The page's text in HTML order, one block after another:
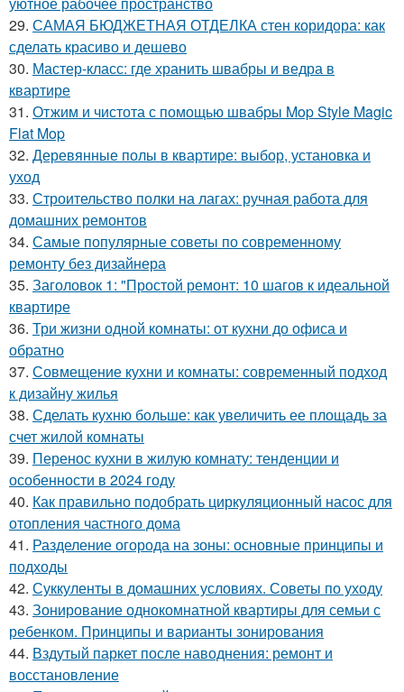
29. САМАЯ БЮДЖЕТНАЯ ОТДЕЛКА стен коридора: как
сделать красиво и дешево
30. Мастер-класс: где хранить швабры и ведра в
квартире
31. Отжим и чистота с помощью швабры Mop Style Magic
Flat Mop
32. Деревянные полы в квартире: выбор, установка и
уход
33. Строительство полки на лагах: ручная работа для
домашних ремонтов
34. Самые популярные советы по современному
ремонту без дизайнера
35. Заголовок 1: "Простой ремонт: 10 шагов к идеальной
квартире
36. Три жизни одной комнаты: от кухни до офиса и
обратно
37. Совмещение кухни и комнаты: современный подход
к дизайну жилья
38. Сделать кухню больше: как увеличить ее площадь за
счет жилой комнаты
39. Перенос кухни в жилую комнату: тенденции и
особенности в 2024 году
40. Как правильно подобрать циркуляционный насос для
отопления частного дома
41. Разделение огорода на зоны: основные принципы и
подходы
42. Суккуленты в домашних условиях. Советы по уходу
43. Зонирование однокомнатной квартиры для семьи с
ребенком. Принципы и варианты зонирования
44. Вздутый паркет после наводнения: ремонт и
восстановление